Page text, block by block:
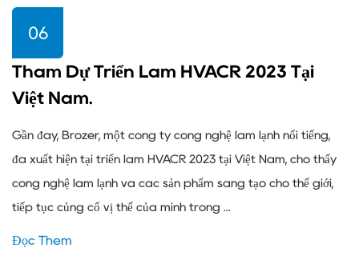
06
Tham Dự Triển Lãm HVACR 2023 Tại
Việt Nam.
Gần đây, Brozer, một công ty công nghệ làm lạnh nổi tiếng,
đã xuất hiện tại triển lãm HVACR 2023 tại Việt Nam, cho thấy
công nghệ làm lạnh và các sản phẩm sáng tạo cho thế giới,
tiếp tục củng cố vị thế của mình trong ...
Đọc Thêm